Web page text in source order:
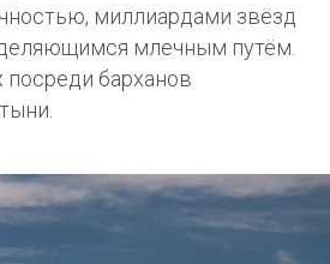
миллиардами звёзд
млечным путём.
посреди барханов